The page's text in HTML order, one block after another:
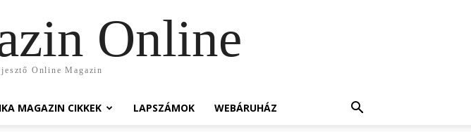
Online
Online Magazin
MAGAZIN CIKKEK LAPSZÁMOK WEBÁRUHÁZ